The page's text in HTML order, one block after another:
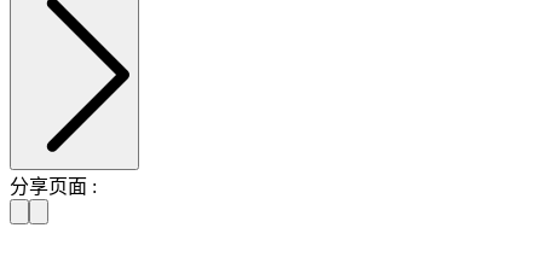
分享页面 :